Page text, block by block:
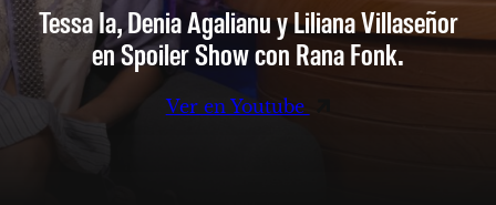
Tessa Ia, Denia Agalianu y Liliana Villaseñor
en Spoiler Show con Rana Fonk.
Ver en Youtube